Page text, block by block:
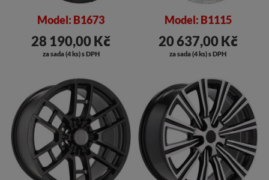
Model: B1673
28 190,00 Kč
za sada (4 ks) s DPH
Model: B1115
20 637,00 Kč
za sada (4 ks) s DPH